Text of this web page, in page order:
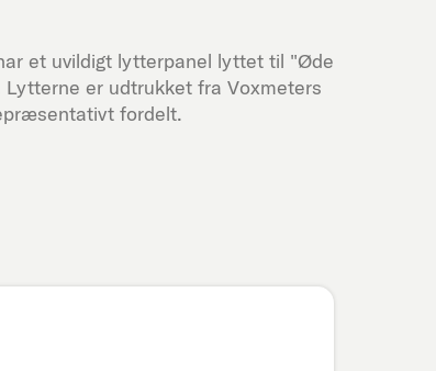
et uvildigt lytterpanel lyttet til "Øde
er udtrukket fra Voxmeters
fordelt.